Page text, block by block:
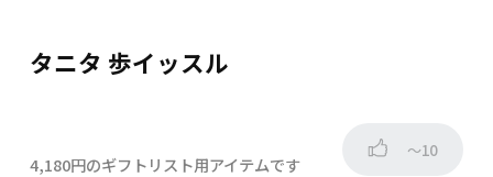
タニタ 歩イッスル
4,180円のギフトリスト用アイテムです
～10